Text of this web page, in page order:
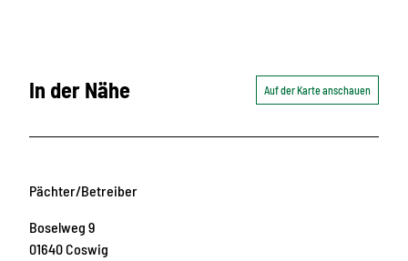
In der Nähe Auf der Karte anschauen
Pächter/Betreiber
Boselweg 9
01640Coswig